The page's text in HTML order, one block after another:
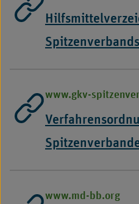
Link,
öffnet
Fenster
Spitzenverbands
Externer
Link,
öffnet
www.gkv-
Externer
www.md-bb.org